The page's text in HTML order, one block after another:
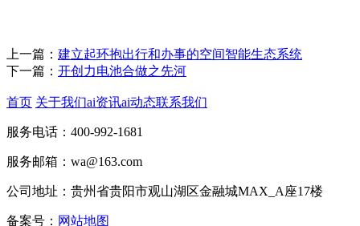
上一篇： 建立起环抱出行和办事的空间智能生态系统
下一篇： 开创力电池合做之先河
首页 关于我们ai资讯ai动态联系我们
服务电话：400-992-1681
服务邮箱：wa@163.com
公司地址：贵州省贵阳市观山湖区金融城MAX_A座17楼
备案号： 网站地图